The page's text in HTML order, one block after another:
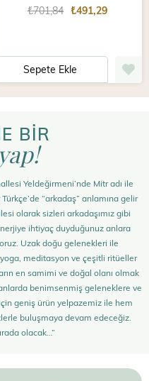
₺491,29
₺701,84
Sepete Ekle
BİR
Yeldeğirmeni’nde Mitr adı ile
“arkadaş” anlamına gelir
olarak sizleri arkadaşımız gibi
ihtiyaç duyduğunuz anlara
Uzak doğu gelenekleri ile
yoga, meditasyon ve çeşitli ritüeller
en samimi ve doğal olanı olmak
benimsenmiş geleneklere ve
geniş ürün yelpazemiz ile hem
buluşmaya devam edeceğiz.
olacak…”